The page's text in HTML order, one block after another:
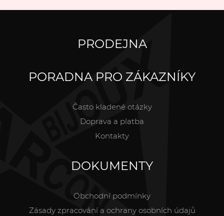
PRODEJNA
PORADNA PRO ZÁKAZNÍKY
Často kladené otázky
Doprava a platba
Kontakty
DOKUMENTY
Obchodní podmínky
Zásady zpracování a ochrany osobních údajů